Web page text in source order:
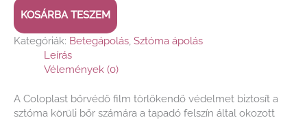
KOSÁRBA TESZEM
Kategóriák: Betegápolás Sztóma ápolás
Leírás
Vélemények (0)
A Coloplast bőrvédő film törlőkendő védelmet biztosít a
sztóma körüli bőr számára a tapadó felszín által okozott